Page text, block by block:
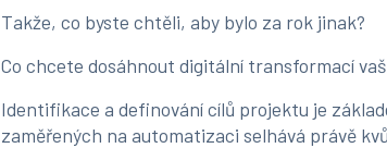
Takže, co byste chtěli, aby bylo za rok jinak?
Co chcete dosáhnout digitální transformací
Identifikace a definování cílů projektu je
zaměřených na automatizaci selhává právě